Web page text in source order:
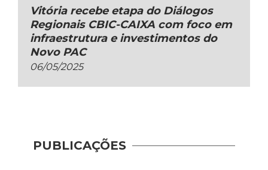
Vitória recebe etapa do Diálogos
Regionais CBIC-CAIXA com foco em
infraestrutura e investimentos do
Novo PAC
06/05/2025
PUBLICAÇÕES